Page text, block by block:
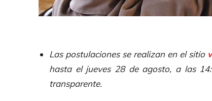
Las postulaciones se realizan en el sitio
hasta el jueves 28 de agosto, a las
transparente.